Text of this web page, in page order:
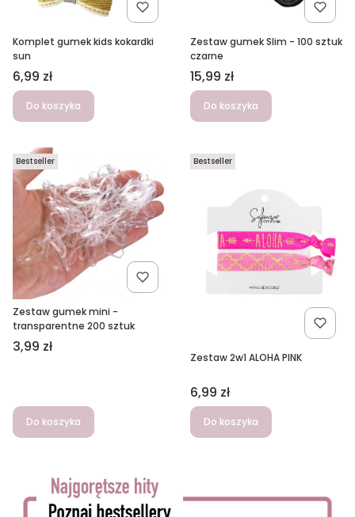
Komplet gumek kids kokardki
sun
Cena
6,99 zł
Do koszyka
Zestaw gumek Slim - 100 sztuk
czarne
Cena
15,99 zł
Do koszyka
Bestseller
Zestaw gumek mini -
transparentne 200 sztuk
Cena
3,99 zł
Do koszyka
Bestseller
Zestaw 2w1 ALOHA PINK
Cena
6,99 zł
Do koszyka